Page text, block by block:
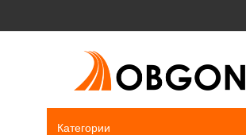
Категории